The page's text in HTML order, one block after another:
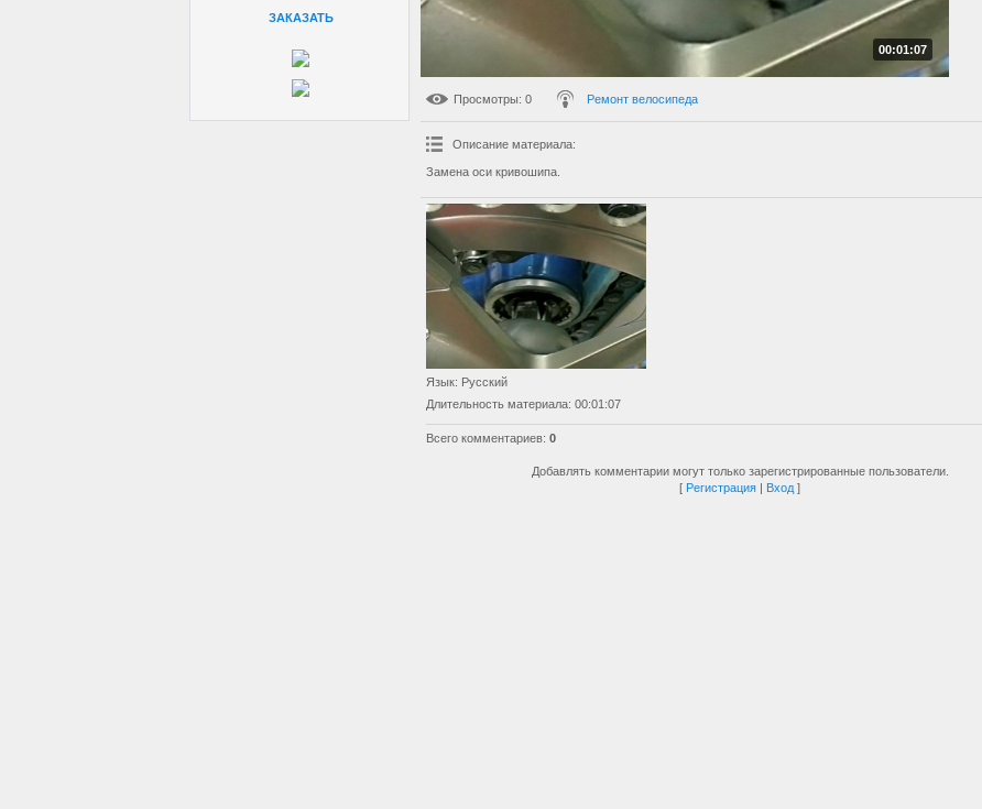
ЗАКАЗАТЬ
00:01:07
Просмотры: 0 Ремонт велосипеда
Описание материала:
Замена оси кривошипа.
Язык: Русский
Длительность материала: 00:01:07
Всего комментариев: 0
Добавлять комментарии могут только зарегистрированные пользователи.
[ Регистрация | Вход ]